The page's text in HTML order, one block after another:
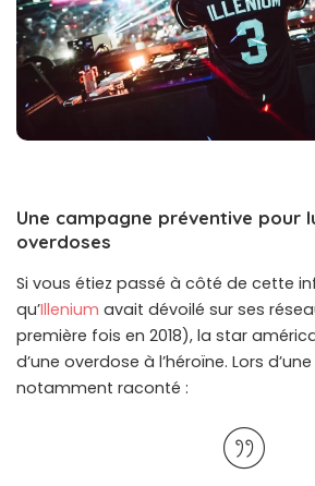
Une campagne préventive pour
overdoses
Si vous étiez passé à côté de cette
qu’Illenium avait dévoilé sur ses
première fois en 2018), la star
d’une overdose à l’héroïne. Lors
notamment raconté :